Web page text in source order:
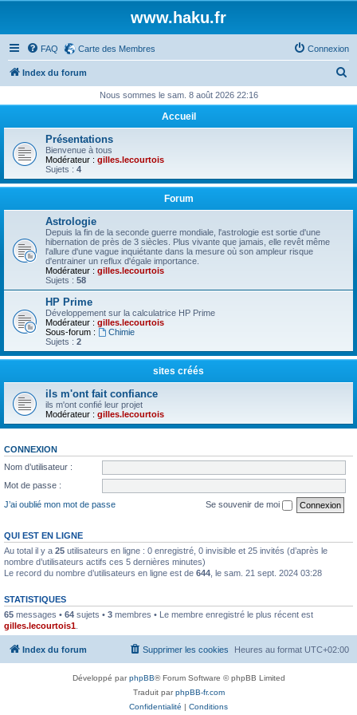
www.haku.fr
FAQ Carte des Membres Connexion
Index du forum
h
c
Nous sommes le sam. 8 août 2026 22:16
Accueil
Présentations
Bienvenue à tous
Modérateur : gilles.lecourtois
Sujets : 4
Forum
Astrologie
Depuis la fin de la seconde guerre mondiale, l'astrologie est sortie d'une
hibernation de près de 3 siècles. Plus vivante que jamais, elle revêt même
l'allure d'une vague inquiétante dans la mesure où son ampleur risque
d'entrainer un reflux d'égale importance.
Modérateur : gilles.lecourtois
Sujets : 58
HP Prime
Développement sur la calculatrice HP Prime
Modérateur : gilles.lecourtois
Sous-forum :
Chimie
Sujets : 2
sites créés
ils m'ont fait confiance
ils m'ont confié leur projet
Modérateur : gilles.lecourtois
CONNEXION
Nom d’utilisateur :
Mot de passe :
J’ai oublié mon mot de passe
Se souvenir de moi
QUI EST EN LIGNE
Au total il y a 25 utilisateurs en ligne : 0 enregistré, 0 invisible et 25 invités (d’après le
nombre d’utilisateurs actifs ces 5 dernières minutes)
Le record du nombre d’utilisateurs en ligne est de 644 , le sam. 21 sept. 2024 03:28
STATISTIQUES
65 messages • 64 sujets • 3 membres • Le membre enregistré le plus récent est
gilles.lecourtois1
Index du forum Heures au format UTC+02:00
Supprimer les cookies
Développé parphpBB® Forum Software © phpBB Limited
Traduit parphpBB-fr.com
Confidentialité | Conditions